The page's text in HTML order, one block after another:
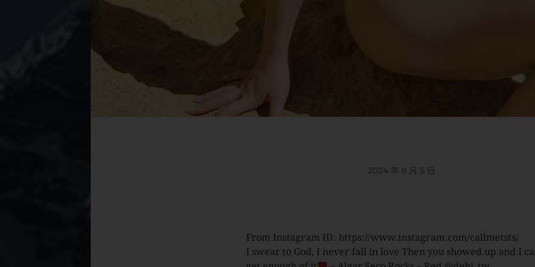
2024 年 9 月 5 日
From Instagram ID: https://www.instagram.com/callmetsts/
I swear to God, I never fall in love Then you showed up and I